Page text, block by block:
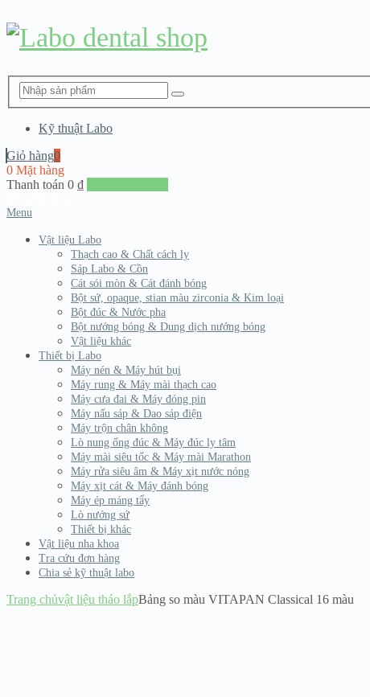
Kỹ thuật Labo
Giỏ hàng0
0 Mặt hàng
Thanh toán 0 ₫
Menu
Vật liệu Labo
Thạch cao & Chất cách ly
Sáp Labo & Cồn
Cát sói mòn & Cát đánh bóng
Bột sứ, opaque, stian màu zirconia & Kim loại
Bột đúc & Nước pha
Bột nướng bóng & Dung dịch nướng bóng
Vật liệu khác
Thiết bị Labo
Máy nén & Máy hút bụi
Máy rung & Máy mài thạch cao
Máy cưa đai & Máy đóng pin
Máy nấu sáp & Dao sáp điện
Máy trộn chân không
Lò nung ống đúc & Máy đúc ly tâm
Máy mài siêu tốc & Máy mài Marathon
Máy rửa siêu âm & Máy xịt nước nóng
Máy xịt cát & Máy đánh bóng
Máy ép máng tẩy
Lò nướng sứ
Thiết bị khác
Vật liệu nha khoa
Tra cứu đơn hàng
Chia sẻ kỹ thuật labo
Trang chủvật liệu tháo lắpBảng so màu VITAPAN Classical 16 màu